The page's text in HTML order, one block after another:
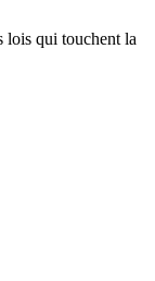
lois qui touchent la